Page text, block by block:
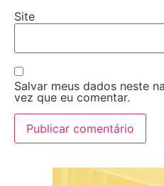
Site
Salvar meus dados neste
vez que eu comentar.